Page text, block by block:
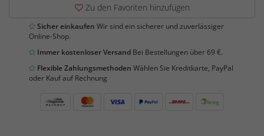
Zu den Favoriten hinzufügen
Sicher einkaufen Wir sind ein sicherer und zuverlässiger
Online-Shop.
Immer kostenloser Versand Bei Bestellungen über 69 €.
Flexible Zahlungsmethoden Wählen Sie Kreditkarte, PayPal
oder Kauf auf Rechnung